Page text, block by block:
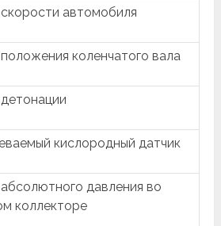
автомобиля
коленчатого вала
кислородный датчик
давления во
коллекторе